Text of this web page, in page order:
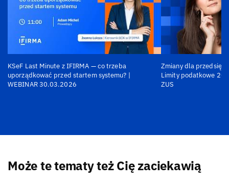
KSeF Last Minute z IFIRMA — co trzeba
uporządkować przed startem systemu? |
WEBINAR 30.03.2026
Zmiany dla
Limity podatkowe
ZUS
Może te tematy też Cię zaciekawią